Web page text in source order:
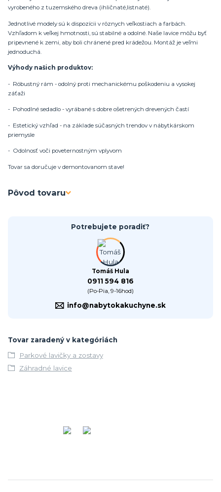
vyrobeného z tuzemského dreva (ihličnaté,listnaté).
Jednotlivé modely sú k dispozícii v rôznych veľkostiach a farbách.
Vzhľadom k veľkej hmotnosti, sú stabilné a odolné. Naše lavice môžu byť
pripevnené k zemi, aby boli chránené pred krádežou. Montáž je veľmi
jednoduchá.
Výhody našich produktov:
- Róbustný rám - odolný proti mechanickému poškodeniu a vysokej
záťaži
- Pohodlné sedadlo - vyrábané s dobre ošetrených drevených častí
- Estetický vzhľad - na základe súčasných trendov v nábytkárskom
priemysle
- Odolnosť voči poveternostným vplyvom
Tovar sa doručuje v demontovanom stave!
Pôvod tovaru
Potrebujete poradiť?
Tomáš Hula
0911 594 816
(Po-Pia, 9-16hod)
info@nabytokakuchyne.sk
Tovar zaradený v kategóriách
Parkové lavičky a zostavy
Záhradné lavice